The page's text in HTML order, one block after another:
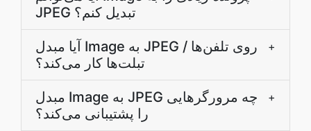
JPEG تبدیل کنم؟
آیا مبدل Image به JPEG روی تلفن‌ها /
تبلت‌ها کار می‌کند؟
+
مبدل Image به JPEG چه مرورگرهایی
را پشتیبانی می‌کند؟
+